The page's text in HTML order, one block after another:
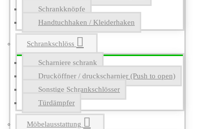
Schrankknöpfe
Handtuchhaken / Kleiderhaken
Schrankschlöss
Scharniere schrank
Drucköffner / druckscharnier (Push to open)
Sonstige Schrankschlösser
Türdämpfer
Möbelausstattung